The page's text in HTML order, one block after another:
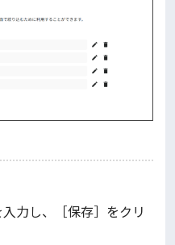
力し、［保存］をクリ